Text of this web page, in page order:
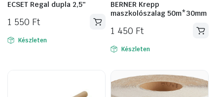
ECSET Regal dupla 2,5″
1 550 Ft
Készleten
BERNER Krepp
maszkolószalag 50m*30mm
1 450 Ft
Készleten